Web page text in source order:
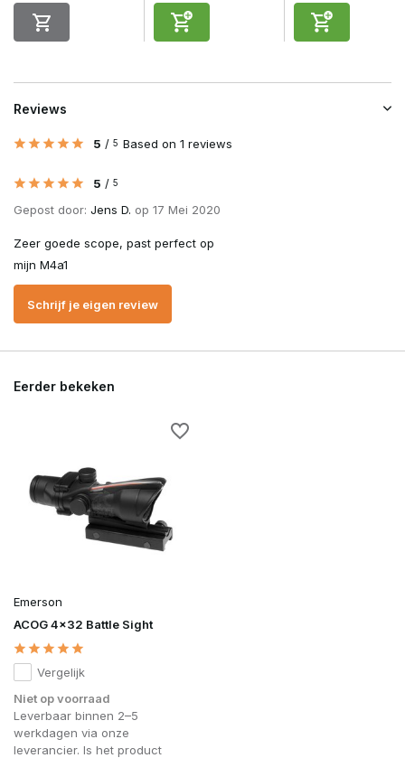
Reviews
5 / 5 Based on 1 reviews
5 / 5
Gepost door: Jens D. op 17 Mei 2020
Zeer goede scope, past perfect op
mijn M4a1
Schrijf je eigen review
Eerder bekeken
Emerson
ACOG 4x32 Battle Sight
Vergelijk
Niet op voorraad
Leverbaar binnen 2–5
werkdagen via onze
leverancier. Is het product